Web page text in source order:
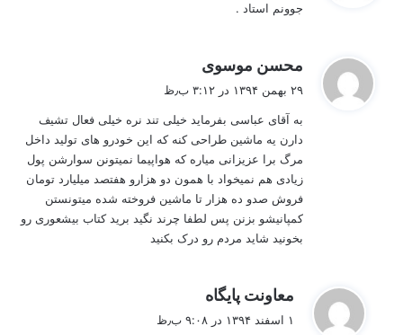
:
جوونم استاد .
محسن موسوی
:
۲۹ بهمن ۱۳۹۴ در ۳:۱۲ ب٫ظ
به آقای عباسی بفرماید خیلی تند نره خیلی فعال تشیف
دارن یه ماشین طراحی کنه که این خودرو های تولید داخل
مرگ برا عزیزانی میاره که هواپیما نمیتونن سوارشن پول
زیادی هم نمیخواد با همون دو هزارو هفتصد میلیارد تومان
فروش صدو ده هزار تا ماشین فروخته شده میتونستن
کمپانیشو بزنن پس لطفا چرند نگید برید کتاب بیشعوری رو
بخونید شاید مردم رو درک بکنید
معاونت پایگاه
۱ اسفند ۱۳۹۴ در ۹:۰۸ ب٫ظ